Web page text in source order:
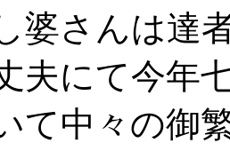
婆さんは達
夫にて今年
て中々の御